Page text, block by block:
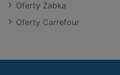
Oferty Żabka
Oferty Carrefour